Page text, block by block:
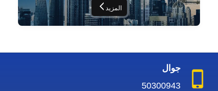
المزيد
جوال
50300943